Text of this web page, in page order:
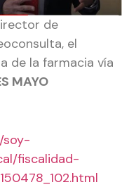
de
el
de la farmacia vía
MAYO
soy-
fiscalidad-